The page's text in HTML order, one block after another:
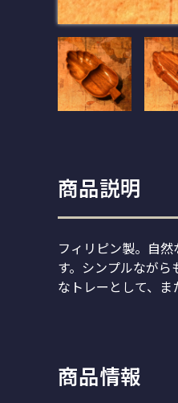
商品説明
フィリピン製。自
す。シンプルなが
なトレーとして、ま
商品情報